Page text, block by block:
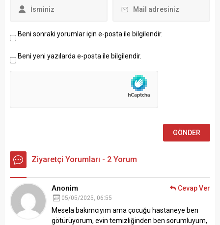
Beni sonraki yorumlar için e-posta ile bilgilendir.
Beni yeni yazılarda e-posta ile bilgilendir.
Ziyaretçi Yorumları - 2 Yorum
Anonim
05/05/2025, 06:55
Mesela bakımcıyım ama çocuğu hastaneye ben
götürüyorum, evin temizliğinden ben sorumluyum,
Cevap Ver